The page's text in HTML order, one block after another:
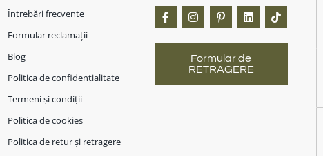
Întrebări frecvente
Formular reclamații
Blog
Politica de confidențialitate
Termeni și condiții
Politica de cookies
Politica de retur și retragere
Formular de
RETRAGERE